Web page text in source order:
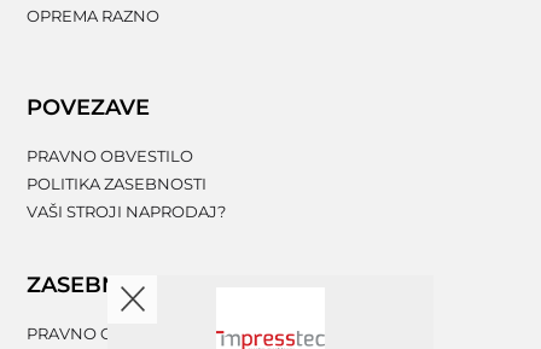
OPREMA RAZNO
POVEZAVE
PRAVNO OBVESTILO
POLITIKA ZASEBNOSTI
VAŠI STROJI NAPRODAJ?
ZASEBNOST
PRAVNO OBVESTILO